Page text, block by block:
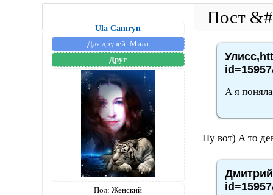
Ula Camryn
Для друзей: Мила
Друг
Пол: Женский
А я
Ну вот) А то